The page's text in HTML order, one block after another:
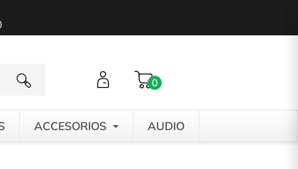
0
ACCESORIOS AUDIO